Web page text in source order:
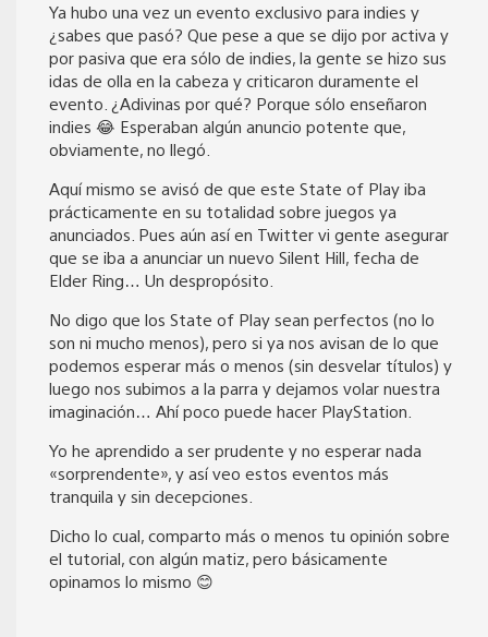
Ya hubo una vez un evento exclusivo para indies y
¿sabes que pasó? Que pese a que se dijo por activa y
por pasiva que era sólo de indies, la gente se hizo sus
idas de olla en la cabeza y criticaron duramente el
evento. ¿Adivinas por qué? Porque sólo enseñaron
indies 😂 Esperaban algún anuncio potente que,
obviamente, no llegó.
Aquí mismo se avisó de que este State of Play iba
prácticamente en su totalidad sobre juegos ya
anunciados. Pues aún así en Twitter vi gente asegurar
que se iba a anunciar un nuevo Silent Hill, fecha de
Elder Ring… Un despropósito.
No digo que los State of Play sean perfectos (no lo
son ni mucho menos), pero si ya nos avisan de lo que
podemos esperar más o menos (sin desvelar títulos) y
luego nos subimos a la parra y dejamos volar nuestra
imaginación… Ahí poco puede hacer PlayStation.
Yo he aprendido a ser prudente y no esperar nada
«sorprendente», y así veo estos eventos más
tranquila y sin decepciones.
Dicho lo cual, comparto más o menos tu opinión sobre
el tutorial, con algún matiz, pero básicamente
opinamos lo mismo 😊